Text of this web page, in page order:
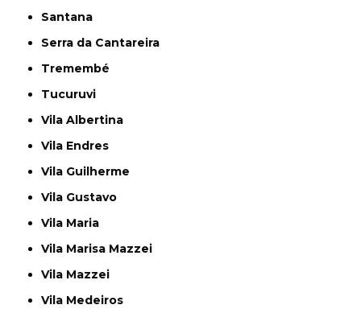
Santana
Serra da Cantareira
Tremembé
Tucuruvi
Vila Albertina
Vila Endres
Vila Guilherme
Vila Gustavo
Vila Maria
Vila Marisa Mazzei
Vila Mazzei
Vila Medeiros